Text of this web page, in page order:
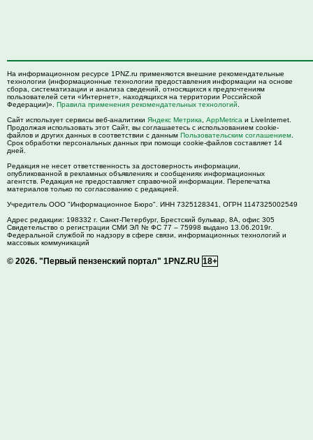
На информационном ресурсе 1PNZ.ru применяются внешние рекомендательные
технологии (информационные технологии предоставления информации на основе
сбора, систематизации и анализа сведений, относящихся к предпочтениям
пользователей сети «Интернет», находящихся на территории Российской
Федерации)». Правила применения рекомендательных технологий
Сайт использует сервисы веб-аналитики Яндекс Метрика AppMetrica и LiveInternet.
Продолжая использовать этот Сайт, вы соглашаетесь с использованием cookie-
файлов и других данных в соответствии с данным Пользовательским соглашением
Срок обработки персональных данных при помощи cookie-файлов составляет 14
дней.
Редакция не несет ответственность за достоверность информации,
опубликованной в рекламных объявлениях и сообщениях информационных
агентств. Редакция не предоставляет справочной информации. Перепечатка
материалов только по согласованию с редакцией.
Учредитель ООО "Информационное Бюро". ИНН 7325128341, ОГРН 1147325002549
Адрес редакции: 198332 г. Санкт-Петербург, Брестский бульвар, 8А, офис 305
Свидетельство о регистрации СМИ ЭЛ № ФС 77 – 75998 выдано 13.06.2019г.
Федеральной службой по надзору в сфере связи, информационных технологий и
массовых коммуникаций
© 2026. "Первый пензенский портал" 1PNZ.RU 18+